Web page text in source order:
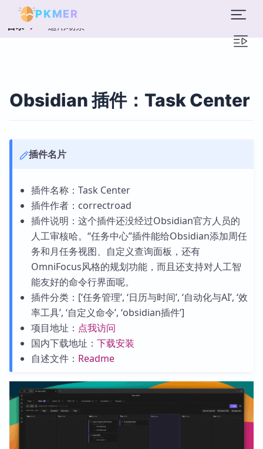
PKMER
目录 适用场景
Obsidian 插件：Task Center
插件名片
插件名称：Task Center
插件作者：correctroad
插件说明：这个插件还没经过Obsidian官方人员的
人工审核哈。“任务中心”插件能给Obsidian添加周任
务和月任务视图、自定义查询面板，还有
OmniFocus风格的规划功能，而且还支持对人工智
能友好的命令行界面呢。
插件分类：[‘任务管理’, ‘日历与时间’, ‘自动化与AI’, ‘效
率工具’, ‘自定义命令’, ‘obsidian插件’]
项目地址： 点我访问
国内下载地址： 下载安装
自述文件： Readme